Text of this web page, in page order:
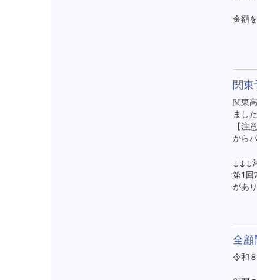
金額
関東
関東
ました
【注
から
↓↓↓
第1回
があ
全顧
令和